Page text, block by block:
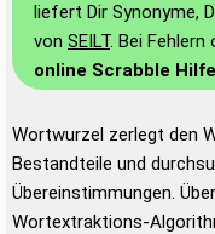
liefert Dir Synonyme,
von SEILT. Bei
online Scrabble Hilfe
Wortwurzel zerlegt den
Bestandteile und
Übereinstimmungen.
Wortextraktions-